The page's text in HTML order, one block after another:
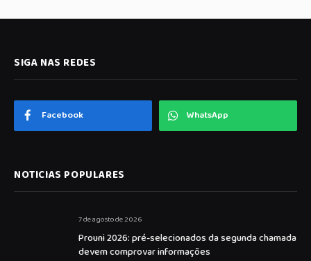
SIGA NAS REDES
Facebook WhatsApp
NOTICIAS POPULARES
7 de agosto de 2026
Prouni 2026: pré-selecionados da segunda chamada
devem comprovar informações